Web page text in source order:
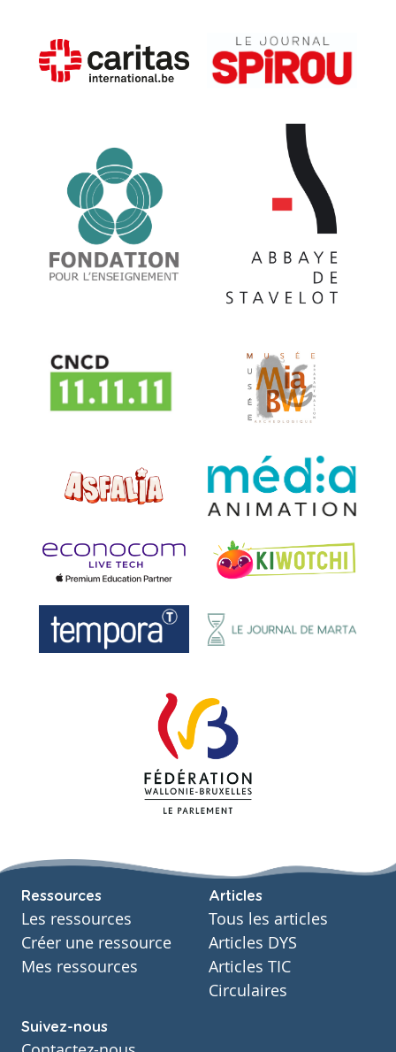
Ressources
Les ressources
Créer une ressource
Mes ressources
Articles
Tous les articles
Articles DYS
Articles TIC
Circulaires
Suivez-nous